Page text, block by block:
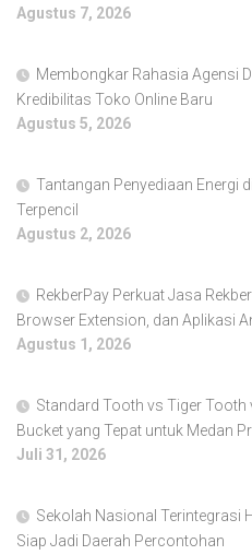
Agustus 7, 2026
Membongkar Rahasia Agensi
Kredibilitas Toko Online Baru
Agustus 5, 2026
Tantangan Penyediaan Energi
Terpencil
Agustus 2, 2026
RekberPay Perkuat Jasa
Browser Extension, dan Aplikasi
Agustus 1, 2026
Standard Tooth vs Tiger
Bucket yang Tepat untuk Medan
Juli 31, 2026
Sekolah Nasional Terintegrasi
Siap Jadi Daerah Percontohan